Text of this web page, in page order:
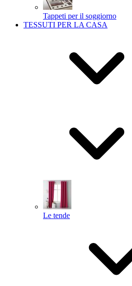
Tappeti per il soggiorno
TESSUTI PER LA CASA
Le tende